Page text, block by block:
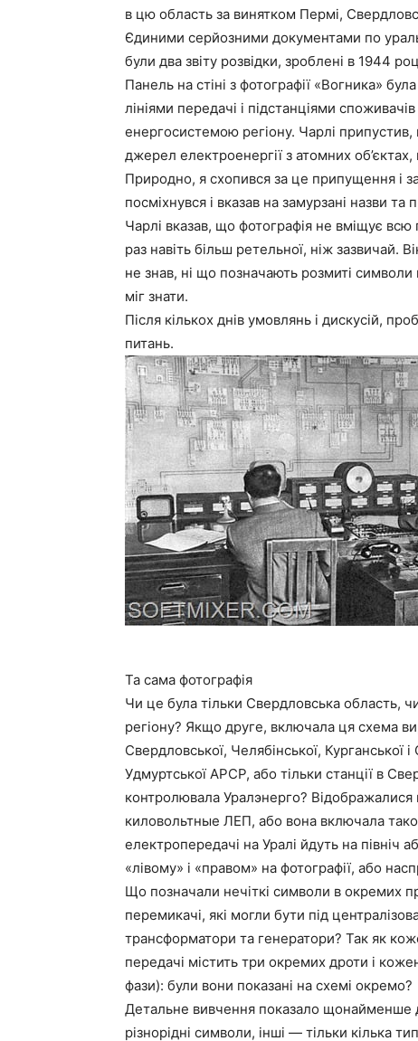
в цю область за винятком Пермі,
Єдиними серйозними документами по
були два звіту розвідки, зроблені в 1944
Панель на стіні з фотографії «Вогника»
лініями передачі і підстанціями
енергосистемою регіону. Чарлі
джерел електроенергії з атомних
Природно, я схопився за це припущення і
посміхнувся і вказав на замурзані назви
Чарлі вказав, що фотографія не вміщує
раз навіть більш ретельної, ніж зазвичай.
не знав, ні що позначають розмиті
міг знати.
Після кількох днів умовлянь і дискусій,
питань.
Та сама фотографія
Чи це була тільки Свердловська область,
регіону? Якщо друге, включала ця схема
Свердловської, Челябінської, Курганської
Удмуртської АРСР, або тільки станції в
контролювала Уралэнерго? Відображалися
киловольтные ЛЕП, або вона включала
електропередачі на Уралі йдуть на північ
«лівому» і «правом» на фотографії, або
Що позначали нечіткі символи в окремих
перемикачі, які могли бути під
трансформатори та генератори? Так як
передачі містить три окремих дроти і
фази): були вони показані на схемі окремо?
Детальне вивчення показало щонайменше
різнорідні символи, інші — тільки кілька